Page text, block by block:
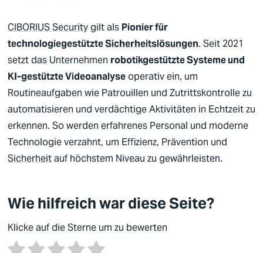
Deutsch
Englisch
CIBORIUS Securitygilt als Pionier für
technologiegestützteSicherheitslösungen. Seit 2021
setzt das Unternehmen robotikgestützte Systeme und
KI-gestützte Videoanalyseoperativ ein, um
Routineaufgaben wie Patrouillen und Zutrittskontrolle zu
automatisieren und verdächtige Aktivitäten in Echtzeit zu
erkennen. So werden erfahrenes Personal und moderne
Technologie verzahnt, um Effizienz, Prävention und
Sicherheitauf höchstem Niveau zu gewährleisten.
Wie hilfreich war diese Seite?
Klicke auf die Sterne um zu bewerten